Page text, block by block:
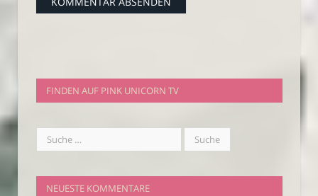
FINDEN AUF PINK UNICORN TV
NEUESTE KOMMENTARE